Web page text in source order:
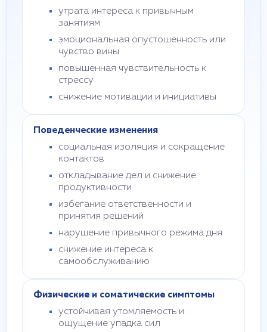
утрата интереса к привычным
занятиям
эмоциональная опустошённость или
чувство вины
повышенная чувствительность к
стрессу
снижение мотивации и инициативы
Поведенческие изменения
социальная изоляция и сокращение
контактов
откладывание дел и снижение
продуктивности
избегание ответственности и
принятия решений
нарушение привычного режима дня
снижение интереса к
самообслуживанию
Физические и соматические симптомы
устойчивая утомляемость и
ощущение упадка сил